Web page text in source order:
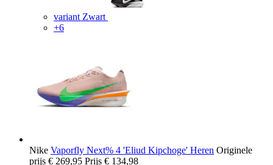
variant Zwart
+6
Nike Vaporfly Next% 4 'Eliud Kipchoge' Heren Originele
prijs € 269,95 Prijs € 134,98